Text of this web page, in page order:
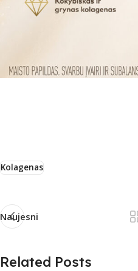
Kolagenas
Naujesni
Related Posts